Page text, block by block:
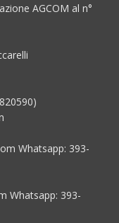
AGCOM al n°
Whatsapp: 393-
Whatsapp: 393-